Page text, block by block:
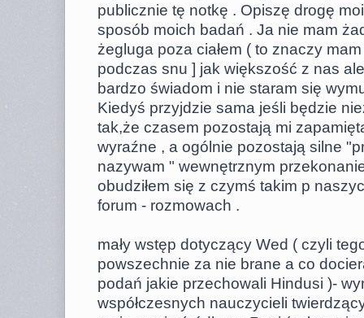
publicznie tę notkę . Opiszę drogę
sposób moich badań . Ja nie mam
żegluga poza ciałem ( to znaczy
podczas snu ] jak większość z nas
bardzo świadom i nie staram się
Kiedyś przyjdzie sama jeśli będzie
tak,że czasem pozostają mi
wyraźne , a ogólnie pozostają silne
nazywam " wewnętrznym
obudziłem się z czymś takim p
forum - rozmowach .
mały wstęp dotyczący Wed ( czyli
powszechnie za nie brane a co
podań jakie przechowali Hindusi )-
współczesnych nauczycieli